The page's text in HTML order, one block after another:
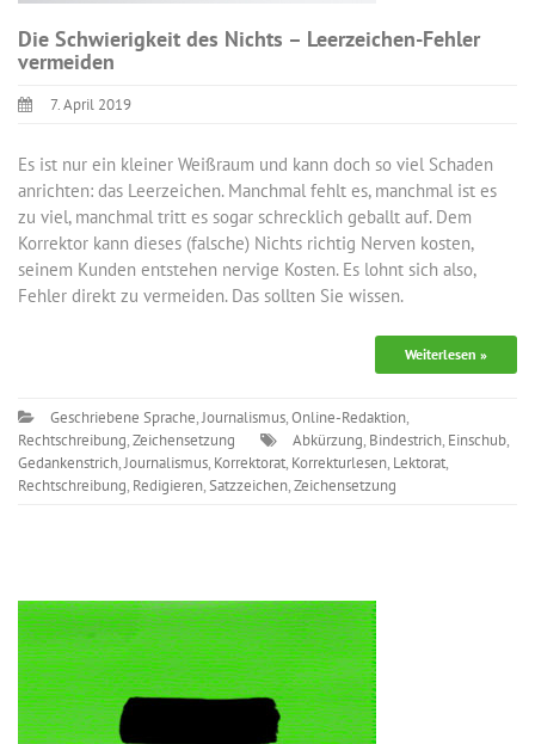
Die Schwierigkeit des Nichts – Leerzeichen-Fehler
vermeiden
7. April 2019
Es ist nur ein kleiner Weißraum und kann doch so viel Schaden
anrichten: das Leerzeichen. Manchmal fehlt es, manchmal ist es
zu viel, manchmal tritt es sogar schrecklich geballt auf. Dem
Korrektor kann dieses (falsche) Nichts richtig Nerven kosten,
seinem Kunden entstehen nervige Kosten. Es lohnt sich also,
Fehler direkt zu vermeiden. Das sollten Sie wissen.
Weiterlesen »
Geschriebene Sprache,Journalismus,Online-Redaktion,
Rechtschreibung,Zeichensetzung Abkürzung, Bindestrich, Einschub,
Gedankenstrich,Journalismus, Korrektorat, Korrekturlesen, Lektorat,
Rechtschreibung, Redigieren,Satzzeichen,Zeichensetzung